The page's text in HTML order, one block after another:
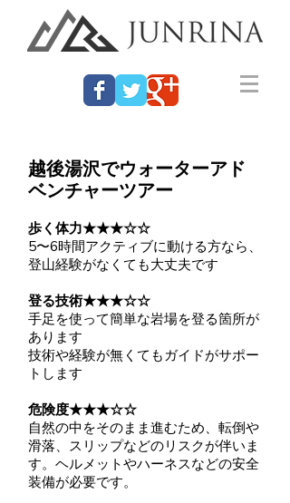
越後湯沢でウォーターアド
ベンチャーツアー
歩く体力★★★☆☆
5〜6時間アクティブに動ける方なら、
登山経験がなくても大丈夫です
登る技術★★★☆☆
手足を使って簡単な岩場を登る箇所が
あります
技術や経験が無くてもガイドがサポー
トします
危険度★★★☆☆
自然の中をそのまま進むため、転倒や
滑落、スリップなどのリスクが伴いま
す。ヘルメットやハーネスなどの安全
装備が必要です。